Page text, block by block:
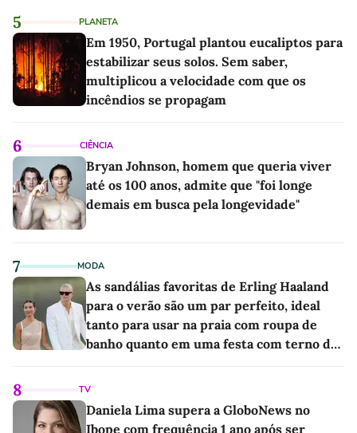
5 PLANETA
Em 1950, Portugal plantou eucaliptos para
estabilizar seus solos. Sem saber,
multiplicou a velocidade com que os
incêndios se propagam
6 CIÊNCIA
Bryan Johnson, homem que queria viver
até os 100 anos, admite que "foi longe
demais em busca pela longevidade"
7 MODA
As sandálias favoritas de Erling Haaland
para o verão são um par perfeito, ideal
tanto para usar na praia com roupa de
banho quanto em uma festa com terno de
8 TV
Daniela Lima supera a GloboNews no
Ibope com frequência 1 ano após ser